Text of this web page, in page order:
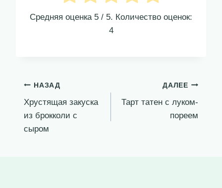
Средняя оценка 5 / 5. Количество оценок:
4
Навигация
по
записям
НАЗАД
Хрустящая закуска
из брокколи с
сыром
ДАЛЕЕ
Тарт татен с луком-
пореем